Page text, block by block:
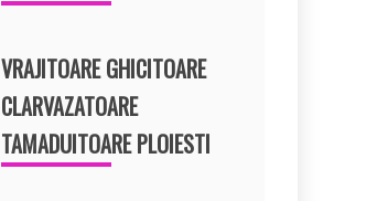
VRAJITOARE GHICITOARE
CLARVAZATOARE
TAMADUITOARE PLOIESTI